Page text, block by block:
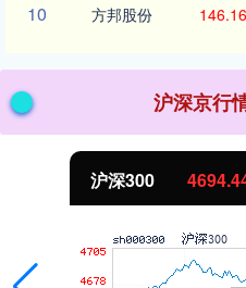
10 方邦股份 146.16
沪深京行
沪深300